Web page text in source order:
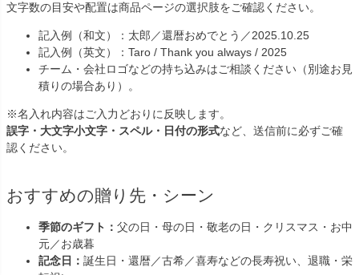
文字数の目安や配置は商品ページの選択肢をご確認ください。
記入例（和文）： 太郎／還暦おめでとう／2025.10.25
記入例（英文）：Taro / Thank you always / 2025
チーム・会社ロゴなどの持ち込みはご相談ください（別途お見
積りの場合あり）。
※名入れ内容はご入力どおりに反映します。
誤字・大文字小文字・スペル・日付の形式など、送信前に必ずご確
認ください。
おすすめの贈り先・シーン
季節のギフト： 父の日・母の日・敬老の日・クリスマス・お中
元／お歳暮
記念日： 誕生日・還暦／古希／喜寿などの長寿祝い、退職・栄